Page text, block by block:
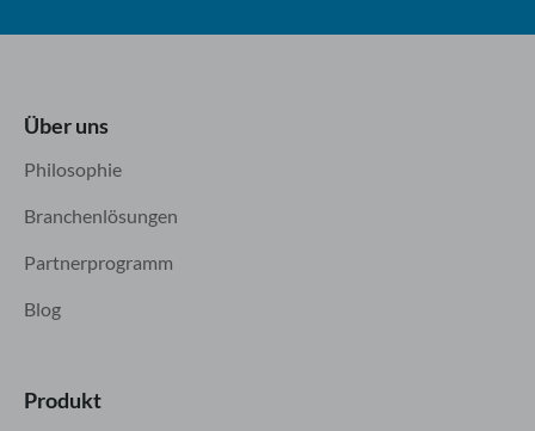
Über uns
Philosophie
Branchenlösungen
Partnerprogramm
Blog
Produkt